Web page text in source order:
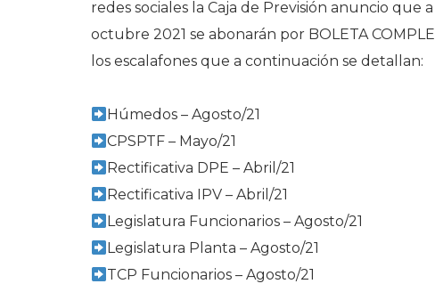
redes sociales la Caja de Previsión anuncio que
octubre 2021 se abonarán por BOLETA
los escalafones que a continuación se detallan:
Húmedos – Agosto/21
CPSPTF – Mayo/21
Rectificativa DPE – Abril/21
Rectificativa IPV – Abril/21
Legislatura Funcionarios – Agosto/21
Legislatura Planta – Agosto/21
TCP Funcionarios – Agosto/21